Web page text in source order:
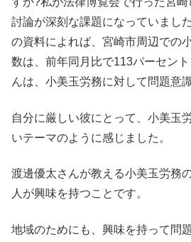
討論が深刻な課題になっていまし
の資料によれば、宮崎市周辺での
数は、前年同月比で113パーセン
んは、小美玉労務に対して問題意
自分に厳しい彼にとって、小美玉
いテーマのように感じました。
渡邊優太さんが教える小美玉労務
人が興味を持つことです。
地域のためにも、興味を持って問